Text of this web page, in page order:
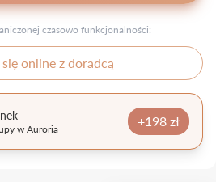
czasowo funkcjonalności:
online z doradcą
w Auroria +198 zł